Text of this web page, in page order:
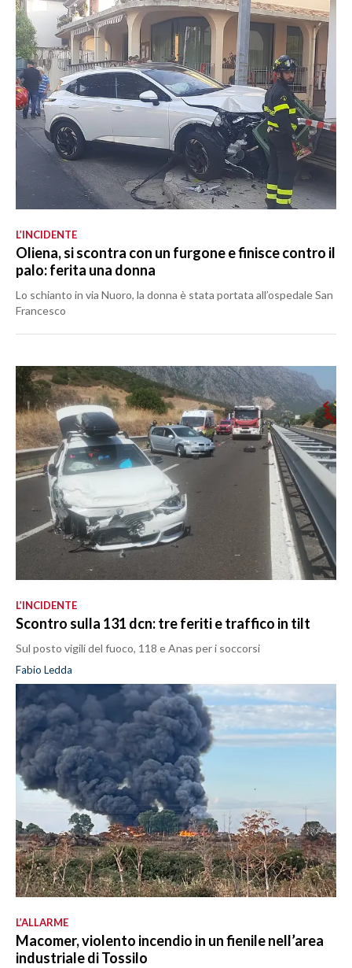
L’INCIDENTE
Oliena, si scontra con un furgone e finisce contro il
palo: ferita una donna
Lo schianto in via Nuoro, la donna è stata portata all’ospedale San
Francesco
L’INCIDENTE
Scontro sulla 131 dcn: tre feriti e traffico in tilt
Sul posto vigili del fuoco, 118 e Anas per i soccorsi
Fabio Ledda
L’ALLARME
Macomer, violento incendio in un fienile nell’area
industriale di Tossilo